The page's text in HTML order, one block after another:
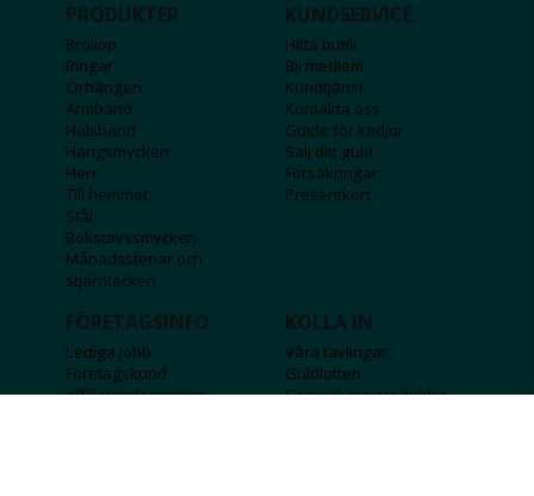
PRODUKTER
Bröllop
Ringar
Örhängen
Armband
Halsband
Hängsmycken
Herr
Till hemmet
Stål
Bokstavssmycken
Månadsstenar och
stjärntecken
KUNDSERVICE
Hitta butik
Bli medlem
Kundtjänst
Kontakta oss
Guide för kedjor
Sälj ditt guld
Försäkringar
Presentkort
FÖRETAGSINFO
Lediga jobb
Företagskund
Affiliateinformation
KOLLA IN
Våra tävlingar
Guldlotten
Graverbara produkter